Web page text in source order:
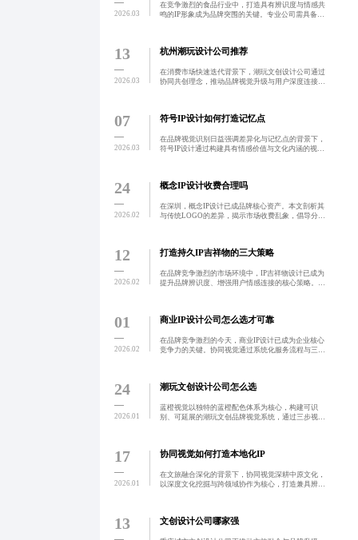
2026.03
在竞争激烈的食品行业中，打造具有辨识度与情感共
鸣的IP形象成为品牌突围的关键。专业公司需具备行
13
2026.03
杭州潮玩设计公司推荐
在消费市场快速迭代背景下，潮玩文创设计公司通过
协同共创理念，推动品牌视觉升级与用户深度连接。
07
2026.03
符号IP设计如何打造记忆点
在品牌视觉识别日益强调差异化与记忆点的背景下，
符号IP设计通过构建具有情感价值与文化内涵的视觉
24
2026.02
概念IP设计收费合理吗
在深圳，概念IP设计已成品牌核心资产。本文剖析其
与传统LOGO的差异，揭示市场收费乱象，倡导分阶
12
2026.02
打造持久IP吉祥物的三大策略
在品牌竞争激烈的市场环境中，IP吉祥物设计已成为
提升品牌辨识度、增强用户情感连接的核心策略。通
01
2026.02
商业IP设计公司怎么选才可靠
在品牌竞争激烈的今天，商业IP设计已成为企业核心
竞争力的关键。协同视觉通过系统化服务流程与三阶
24
2026.01
潮玩文创设计公司怎么选
蓝橙视觉以独特的蓝橙配色体系为核心，构建可识
别、可延展的潮玩文创品牌视觉系统，通过三步视觉
17
2026.01
协同视觉如何打造本地化IP
在文旅融合深化的背景下，协同视觉深耕中原文化，
以深度文化挖掘与跨领域协作为核心，打造兼具辨识
13 文创设计公司哪家强